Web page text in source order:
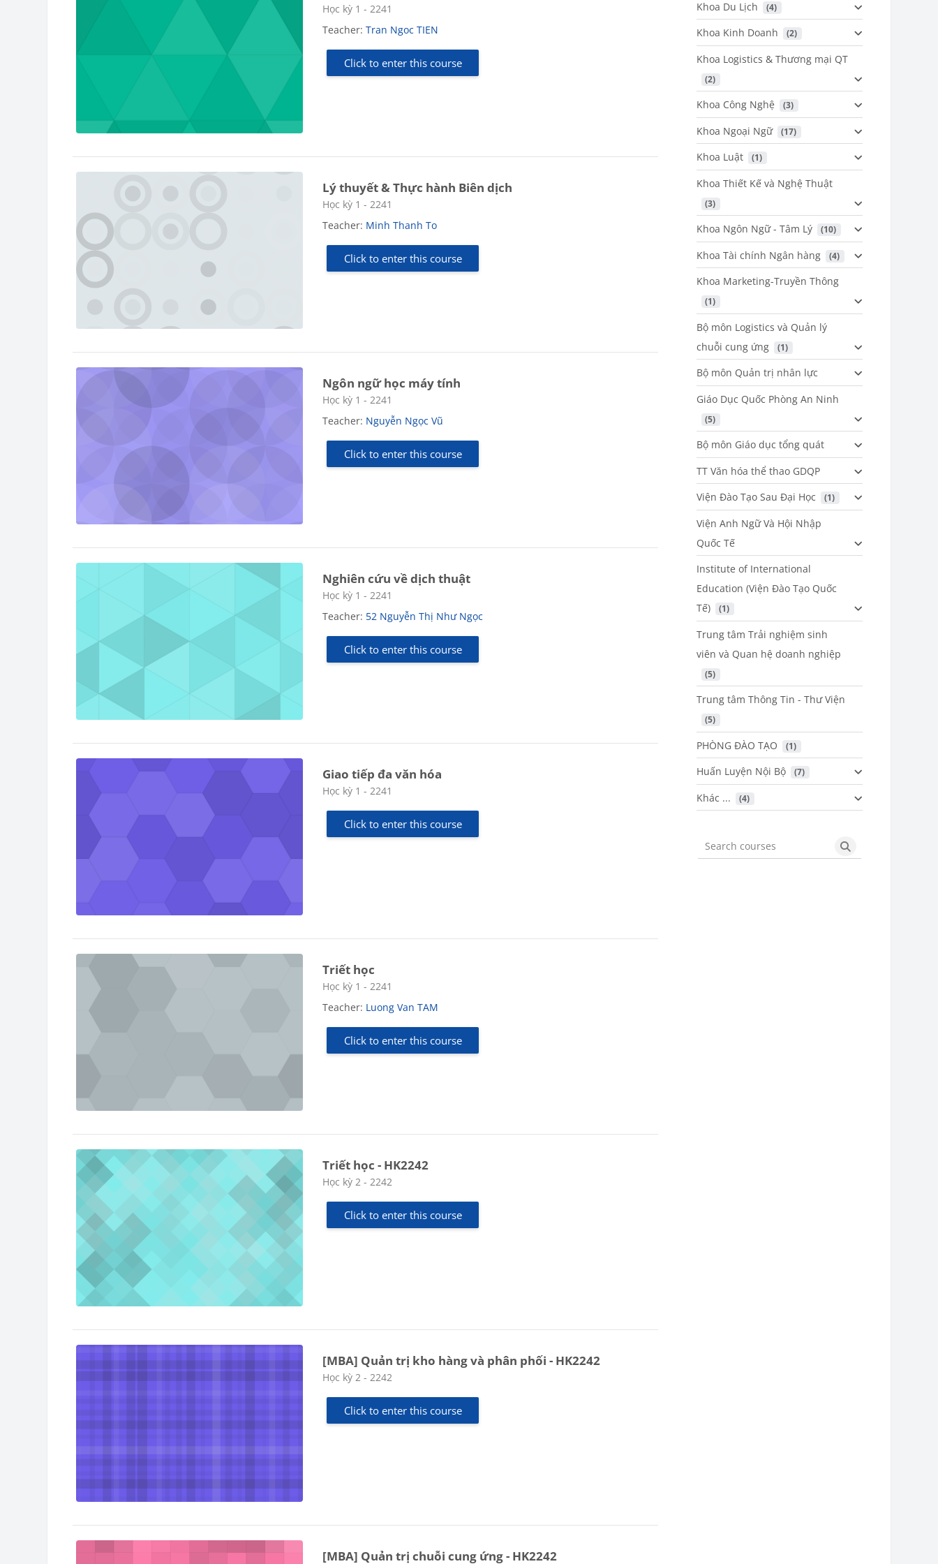
Course category
Học kỳ 1 - 2241
Teacher:Tran Ngoc TIEN
Click to enter this course
Lý thuyết & Thực hành Biên dịch
Course category
Học kỳ 1 - 2241
Teacher: Minh Thanh To
Click to enter this course
Ngôn ngữ học máy tính
Course category
Học kỳ 1 - 2241
Teacher: Nguyễn Ngọc Vũ
Click to enter this course
Nghiên cứu về dịch thuật
Course category
Học kỳ 1 - 2241
Teacher: 52 Nguyễn Thị Như Ngọc
Click to enter this course
Giao tiếp đa văn hóa
Course category
Học kỳ 1 - 2241
Click to enter this course
Triết học
Course category
Học kỳ 1 - 2241
Teacher: Luong Van TAM
Click to enter this course
Triết học - HK2242
Course category
Học kỳ 2 - 2242
Click to enter this course
[MBA] Quản trị kho hàng và phân phối - HK2242
Course category
Học kỳ 2 - 2242
Click to enter this course
[MBA] Quản trị chuỗi cung ứng - HK2242
Khoa Du Lịch (4)
Khoa Kinh Doanh (2)
Khoa Logistics & Thương mại QT
(2)
Khoa Công Nghệ (3)
Khoa Ngoại Ngữ (17)
Khoa Luật (1)
Khoa Thiết Kế và Nghệ Thuật
(3)
Khoa Ngôn Ngữ - Tâm Lý (10)
Khoa Tài chính Ngân hàng (4)
Khoa Marketing-Truyền Thông
(1)
Bộ môn Logistics và Quản lý
chuỗi cung ứng
(1)
Bộ môn Quản trị nhân lực
Giáo Dục Quốc Phòng An Ninh
(5)
Bộ môn Giáo dục tổng quát
TT Văn hóa thể thao GDQP
Viện Đào Tạo Sau Đại Học
(1)
Viện Anh Ngữ Và Hội Nhập
Quốc Tế
Institute of International
Education (Viện Đào Tạo Quốc
Tế)
(1)
Trung tâm Trải nghiệm sinh
viên và Quan hệ doanh nghiệp
(5)
Trung tâm Thông Tin - Thư Viện
(5)
PHÒNG ĐÀO TẠO (1)
Huấn Luyện Nội Bộ (7)
Khác ... (4)
Search courses Search courses